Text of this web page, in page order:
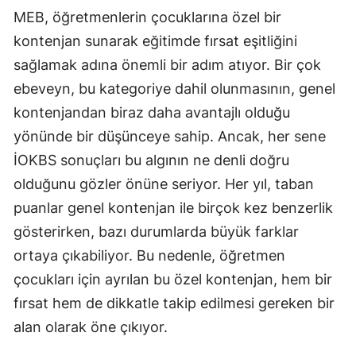
MEB, öğretmenlerin çocuklarına özel bir
kontenjan sunarak eğitimde fırsat eşitliğini
sağlamak adına önemli bir adım atıyor. Bir çok
ebeveyn, bu kategoriye dahil olunmasının, genel
kontenjandan biraz daha avantajlı olduğu
yönünde bir düşünceye sahip. Ancak, her sene
İOKBS sonuçları bu algının ne denli doğru
olduğunu gözler önüne seriyor. Her yıl, taban
puanlar genel kontenjan ile birçok kez benzerlik
gösterirken, bazı durumlarda büyük farklar
ortaya çıkabiliyor. Bu nedenle, öğretmen
çocukları için ayrılan bu özel kontenjan, hem bir
fırsat hem de dikkatle takip edilmesi gereken bir
alan olarak öne çıkıyor.